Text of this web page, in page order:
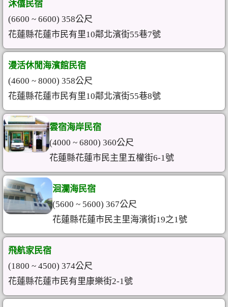
沐僖民宿
(6600 ~ 6600) 358公尺
花蓮縣花蓮市民有里10鄰北濱街55巷7號
漫活休閒海濱館民宿
(4600 ~ 8000) 358公尺
花蓮縣花蓮市民有里10鄰北濱街55巷8號
雲宿海岸民宿
(4000 ~ 6800) 360公尺
花蓮縣花蓮市民主里五權街6-1號
洄瀾海民宿
(5600 ~ 5600) 367公尺
花蓮縣花蓮市民主里海濱街19之1號
飛航家民宿
(1800 ~ 4500) 374公尺
花蓮縣花蓮市民有里康樂街2-1號